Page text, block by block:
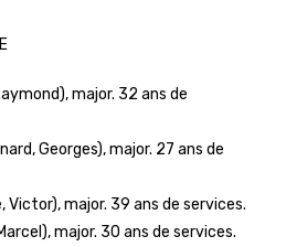
major. 32 ans de
Georges), major. 27 ans de
major. 39 ans de services.
major. 30 ans de services.